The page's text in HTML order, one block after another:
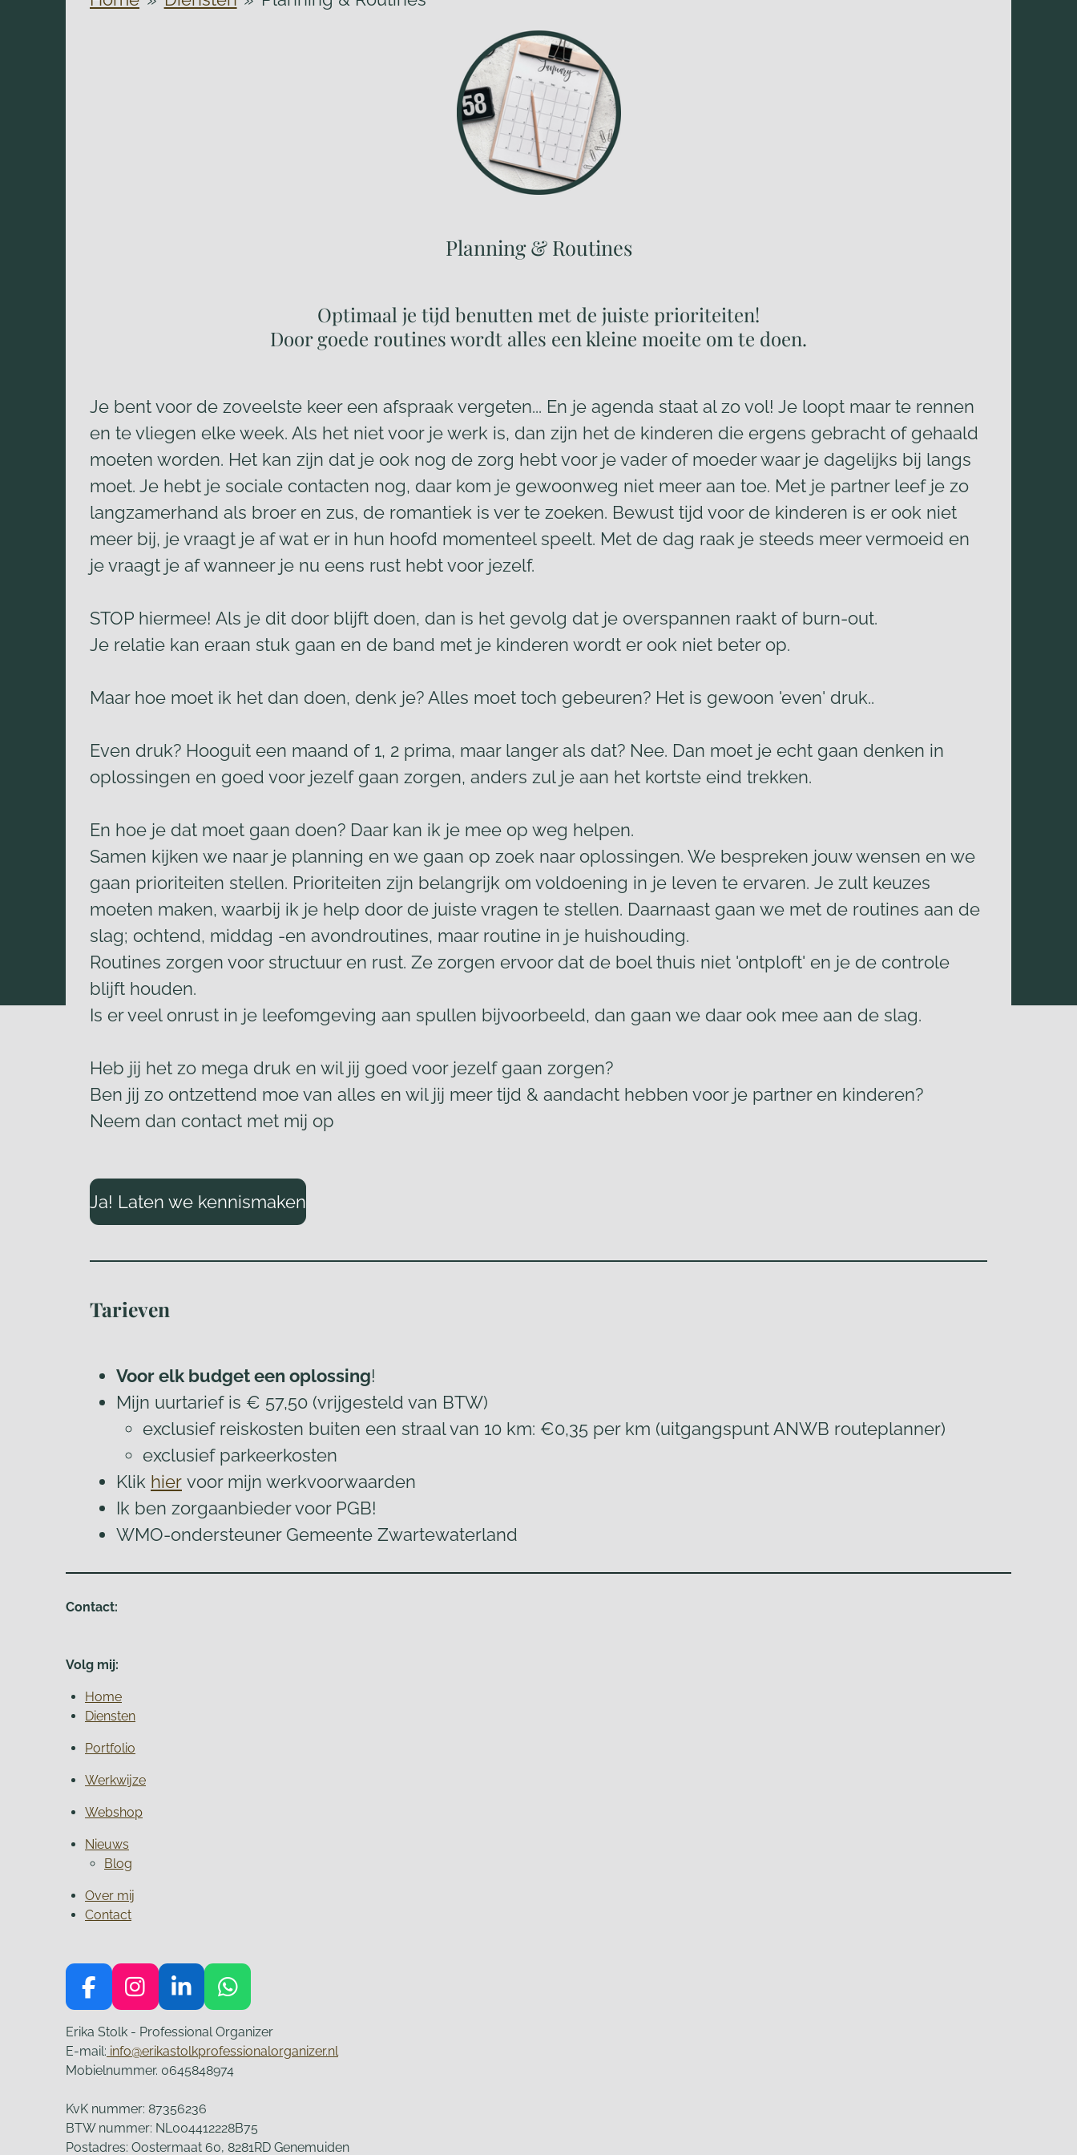
Planning & Routines
Optimaal je tijd benutten met de juiste prioriteiten!
Door goede routines wordt alles een kleine moeite om te doen.
Je bent voor de zoveelste keer een afspraak vergeten... En je agenda staat al zo vol! Je loopt maar te rennen
en te vliegen elke week. Als het niet voor je werk is, dan zijn het de kinderen die ergens gebracht of gehaald
moeten worden. Het kan zijn dat je ook nog de zorg hebt voor je vader of moeder waar je dagelijks bij langs
moet. Je hebt je sociale contacten nog, daar kom je gewoonweg niet meer aan toe. Met je partner leef je zo
langzamerhand als broer en zus, de romantiek is ver te zoeken. Bewust tijd voor de kinderen is er ook niet
meer bij, je vraagt je af wat er in hun hoofd momenteel speelt. Met de dag raak je steeds meer vermoeid en
je vraagt je af wanneer je nu eens rust hebt voor jezelf.
STOP hiermee! Als je dit door blijft doen, dan is het gevolg dat je overspannen raakt of burn-out.
Je relatie kan eraan stuk gaan en de band met je kinderen wordt er ook niet beter op.
Maar hoe moet ik het dan doen, denk je? Alles moet toch gebeuren? Het is gewoon 'even' druk..
Even druk? Hooguit een maand of 1, 2 prima, maar langer als dat? Nee. Dan moet je echt gaan denken in
oplossingen en goed voor jezelf gaan zorgen, anders zul je aan het kortste eind trekken.
En hoe je dat moet gaan doen? Daar kan ik je mee op weg helpen.
Samen kijken we naar je planning en we gaan op zoek naar oplossingen. We bespreken jouw wensen en we
gaan prioriteiten stellen. Prioriteiten zijn belangrijk om voldoening in je leven te ervaren. Je zult keuzes
moeten maken, waarbij ik je help door de juiste vragen te stellen. Daarnaast gaan we met de routines aan de
slag; ochtend, middag -en avondroutines, maar routine in je huishouding.
Routines zorgen voor structuur en rust. Ze zorgen ervoor dat de boel thuis niet 'ontploft' en je de controle
blijft houden.
Is er veel onrust in je leefomgeving aan spullen bijvoorbeeld, dan gaan we daar ook mee aan de slag.
Heb jij het zo mega druk en wil jij goed voor jezelf gaan zorgen?
Ben jij zo ontzettend moe van alles en wil jij meer tijd & aandacht hebben voor je partner en kinderen?
Neem dan contact met mij op
Ja! Laten we kennismaken
Tarieven
Voor elk budget een oplossing!
Mijn uurtarief is € 57,50 (vrijgesteld van BTW)
exclusief reiskosten buiten een straal van 10 km: €0,35 per km (uitgangspunt ANWB routeplanner)
exclusief parkeerkosten
Klik hier voor mijn werkvoorwaarden
Ik ben zorgaanbieder voor PGB!
WMO-ondersteuner Gemeente Zwartewaterland
Contact:
Volg mij:
Home
Diensten
Portfolio
Werkwijze
Webshop
Nieuws
Blog
Over mij
Contact
F
a
c
e
b
o
o
k
I
n
s
t
a
r
a
L
i
n
k
e
d
I
n
W
h
a
t
s
p
p
Erika Stolk - Professional Organizer
E-mail: info@erikastolkprofessionalorganizer.nl
Mobielnummer. 0645848974
KvK nummer: 87356236
BTW nummer: NL004412228B75
Postadres: Oostermaat 60, 8281RD Genemuiden